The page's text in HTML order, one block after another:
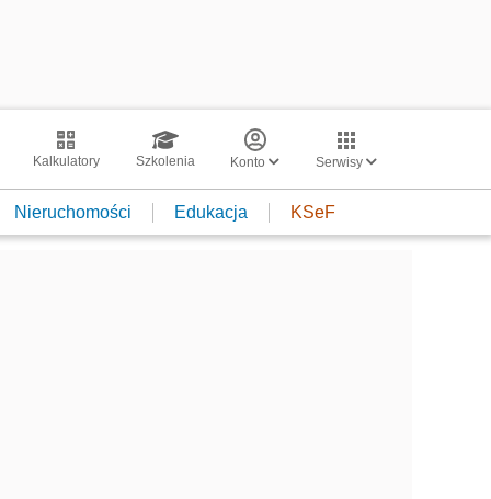
Kalkulatory Szkolenia Konto Serwisy
Nieruchomości Edukacja KSeF